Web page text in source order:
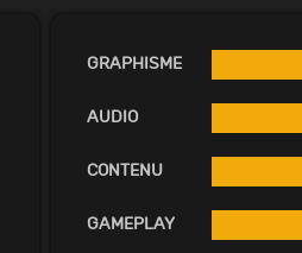
GRAPHISME
AUDIO
CONTENU
GAMEPLAY